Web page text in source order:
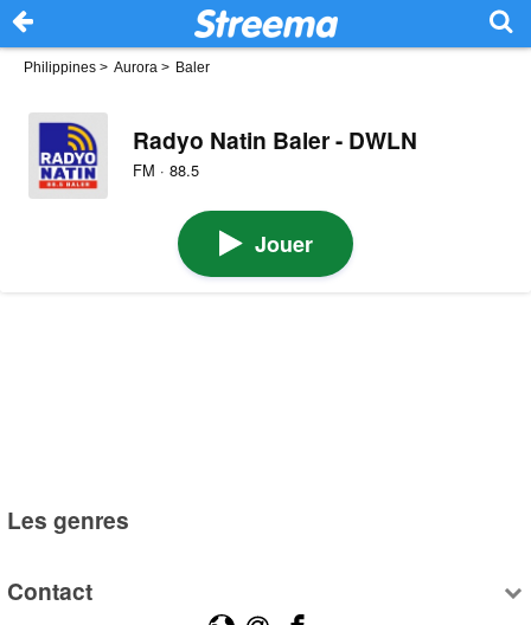
Philippines > Aurora > Baler
Radyo Natin Baler - DWLN
FM · 88.5
Jouer
Les genres
Contact